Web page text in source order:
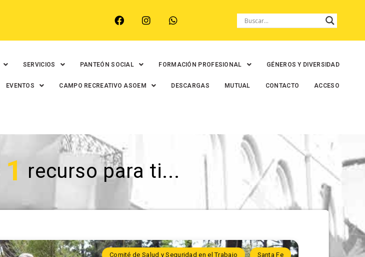
SERVICIOS PANTEÓN SOCIAL FORMACIÓN PROFESIONAL GÉNEROS Y DIVERSIDAD
EVENTOS CAMPO RECREATIVO ASOEM DESCARGAS MUTUAL CONTACTO ACCESO
1 recurso para ti...
Comité de Salud y Seguridad en el Trabajo Santa Fe